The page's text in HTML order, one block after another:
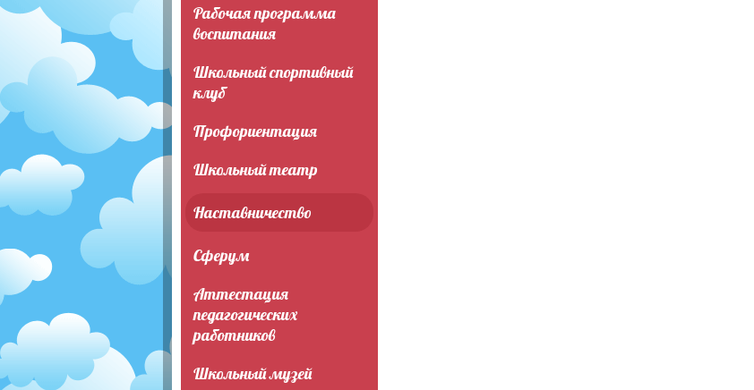
Рабочая программа
воспитания
Школьный спортивный
клуб
Профориентация
Школьный театр
Наставничество
Сферум
Аттестация
педагогических
работников
Школьный музей